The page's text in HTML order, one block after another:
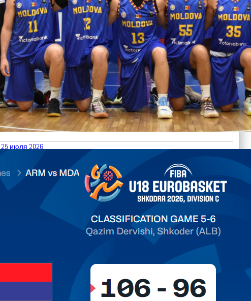
25 июля 2026
26.07.2026 Armenia vs Moldova FIBA U18 EuroBasket 2026,
Division C
Читать далее